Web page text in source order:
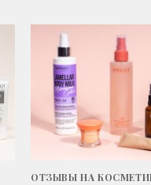
ОТЗЫВЫ НА